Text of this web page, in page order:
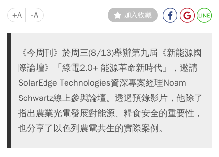
+A -A 加入收藏
《今周刊》於周三(8/13)舉辦第九屆《新能源國
際論壇》「綠電2.0+ 能源革命新時代」，邀請
SolarEdge Technologies資深專案經理Noam
Schwartz線上參與論壇。透過預錄影片，他除了
指出農業光電發展對能源、糧食安全的重要性，
也分享了以色列農電共生的實際案例。